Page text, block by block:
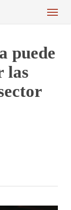
Menu
puede
las